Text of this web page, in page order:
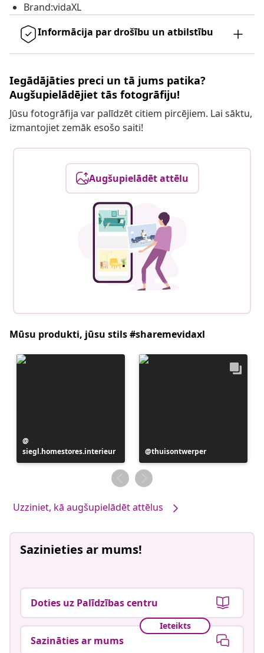
Brand:vidaXL
Informācija par drošību un atbilstību
Iegādājāties preci un tā jums patika?
Augšupielādējiet tās fotogrāfiju!
Jūsu fotogrāfija var palīdzēt citiem pircējiem. Lai sāktu,
izmantojiet zemāk esošo saiti!
Augšupielādēt attēlu
Mūsu produkti, jūsu stils #sharemevidaxl
publicējis
siegl.homestores.interieur
Ierakstu
publicējis
thuisontwerper
Uzziniet, kā augšupielādēt attēlus
Sazinieties ar mums!
Doties uz Palīdzības centru
Ieteikts
Sazināties ar mums